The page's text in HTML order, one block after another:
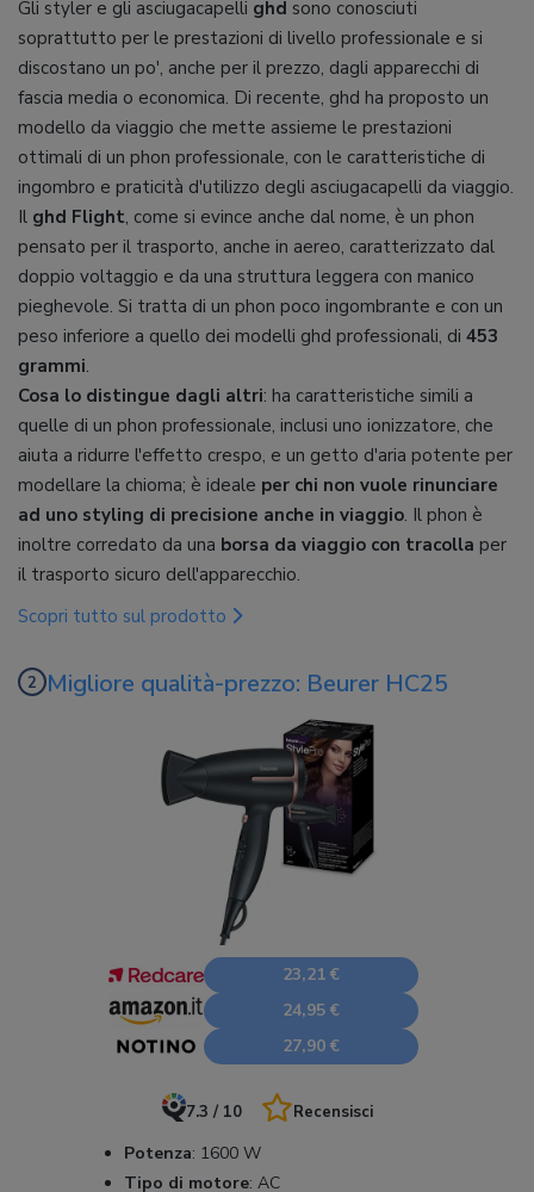
Gli styler e gli asciugacapelli ghd sono conosciuti
soprattutto per le prestazioni di livello professionale e si
discostano un po', anche per il prezzo, dagli apparecchi di
fascia media o economica. Di recente, ghd ha proposto un
modello da viaggio che mette assieme le prestazioni
ottimali di un phon professionale, con le caratteristiche di
ingombro e praticità d'utilizzo degli asciugacapelli da viaggio.
Il ghd Flight, come si evince anche dal nome, è un phon
pensato per il trasporto, anche in aereo, caratterizzato dal
doppio voltaggio e da una struttura leggera con manico
pieghevole. Si tratta di un phon poco ingombrante e con un
peso inferiore a quello dei modelli ghd professionali, di 453
grammi.
Cosa lo distingue dagli altri: ha caratteristiche simili a
quelle di un phon professionale, inclusi uno ionizzatore, che
aiuta a ridurre l'effetto crespo, e un getto d'aria potente per
modellare la chioma; è ideale per chi non vuole rinunciare
ad uno styling di precisione anche in viaggio. Il phon è
inoltre corredato da una borsa da viaggio con tracolla per
il trasporto sicuro dell'apparecchio.
Scopri tutto sul prodotto
Migliore qualità-prezzo: Beurer HC25
23,21 €
24,95 €
27,90 €
7.3 / 10 Recensisci
Potenza: 1600 W
Tipo di motore: AC